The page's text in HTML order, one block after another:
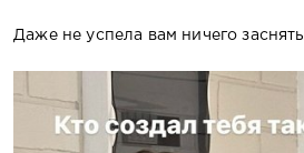
Даже не успела вам ничего заснять